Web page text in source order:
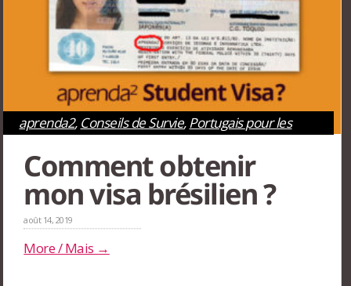
aprenda2, Conseils de Survie,Portugais pour les
Comment obtenir
mon visa brésilien ?
août 14, 2019
More / Mais →